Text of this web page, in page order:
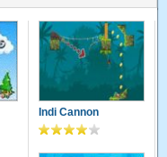
Indi Cannon